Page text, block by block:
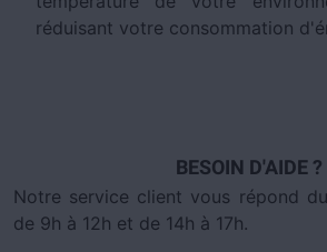
réduisant votre consommation
BESOIN D'AIDE ?
Notre service client vous répond
de 9h à 12h et de 14h à 17h.